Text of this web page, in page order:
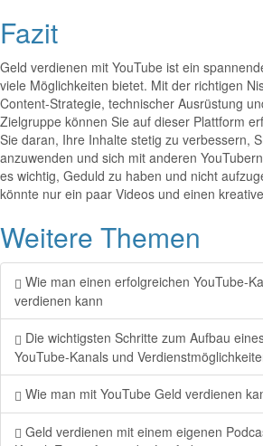
Fazit
Geld verdienen mit YouTube ist ein
viele Möglichkeiten bietet. Mit der richtigen
Content-Strategie, technischer Ausrüstung
Zielgruppe können Sie auf dieser Plattform
Sie daran, Ihre Inhalte stetig zu verbessern,
anzuwenden und sich mit anderen
es wichtig, Geduld zu haben und nicht
könnte nur ein paar Videos und einen
Weitere Themen
Wie man einen erfolgreichen YouTube-
verdienen kann
Die wichtigsten Schritte zum Aufbau
YouTube-Kanals und
Wie man mit YouTube Geld verdienen
Geld verdienen mit einem eigenen